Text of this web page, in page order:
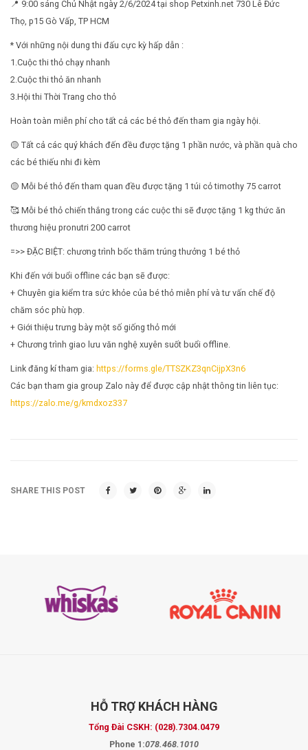
Cách nuôi động vật bò sát
Phụ kiện cho chim
Cách nuôi chim cảnh
📍 9:00 sáng Chủ Nhật ngày 2/6/2024 tại shop Petxinh.net 730 Lê Đức
Thọ, p15 Gò Vấp, TP HCM
* Với những nội dung thi đấu cực kỳ hấp dẫn :
1.Cuộc thi thỏ chạy nhanh
2.Cuộc thi thỏ ăn nhanh
3.Hội thi Thời Trang cho thỏ
Hoàn toàn miễn phí cho tất cả các bé thỏ đến tham gia ngày hội.
🟡 Tất cả các quý khách đến đều được tặng 1 phần nước, và phần quà cho
các bé thiếu nhi đi kèm
🟡 Mỗi bé thỏ đến tham quan đều được tặng 1 túi cỏ timothy 75 carrot
🥰 Mỗi bé thỏ chiến thắng trong các cuộc thi sẽ được tặng 1 kg thức ăn
thương hiệu pronutri 200 carrot
=>> ĐẶC BIỆT: chương trình bốc thăm trúng thưởng 1 bé thỏ
Khi đến với buổi offline các bạn sẽ được:
+ Chuyên gia kiểm tra sức khỏe của bé thỏ miễn phí và tư vấn chế độ
chăm sóc phù hợp.
+ Giới thiệu trưng bày một số giống thỏ mới
+ Chương trình giao lưu văn nghệ xuyên suốt buổi offline.
Link đăng kí tham gia: https://forms.gle/TTSZKZ3qnCijpX3n6
Các bạn tham gia group Zalo này để được cập nhật thông tin liên tục:
https://zalo.me/g/kmdxoz337
SHARE THIS POST
HỖ TRỢ KHÁCH HÀNG
Tổng Đài CSKH: (028).7304.0479
Phone 1:078.468.1010